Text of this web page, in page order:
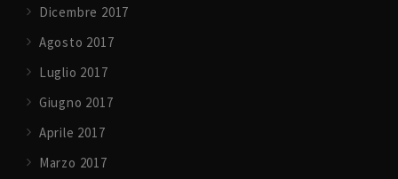
Dicembre 2017
Agosto 2017
Luglio 2017
Giugno 2017
Aprile 2017
Marzo 2017